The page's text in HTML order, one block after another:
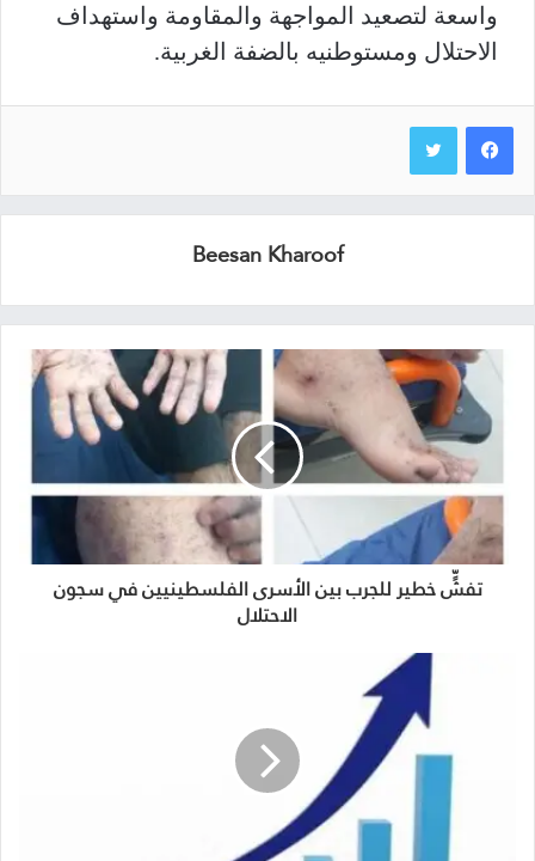
واسعة لتصعيد المواجهة والمقاومة واستهداف
الاحتلال ومستوطنيه بالضفة الغربية.
Beesan Kharoof
تفشٍّ خطير للجرب بين الأسرى الفلسطينيين في سجون
الاحتلال